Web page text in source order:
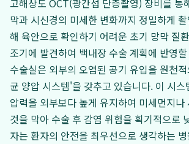
고해상도 OCT(광간섭 단층촬영) 장비를 통
막과 시신경의 미세한 변화까지 정밀하게
해 육안으로 확인하기 어려운 초기 망막 질
조기에 발견하여 백내장 수술 계획에 반영
수술실은 외부의 오염된 공기 유입을 원천
균 양압 시스템'을 갖추고 있습니다. 이 시스
압력을 외부보다 높게 유지하여 미세먼지나
것을 막아 수술 후 감염 위험을 획기적으로
자는 환자의 안전을 최우선으로 생각하는